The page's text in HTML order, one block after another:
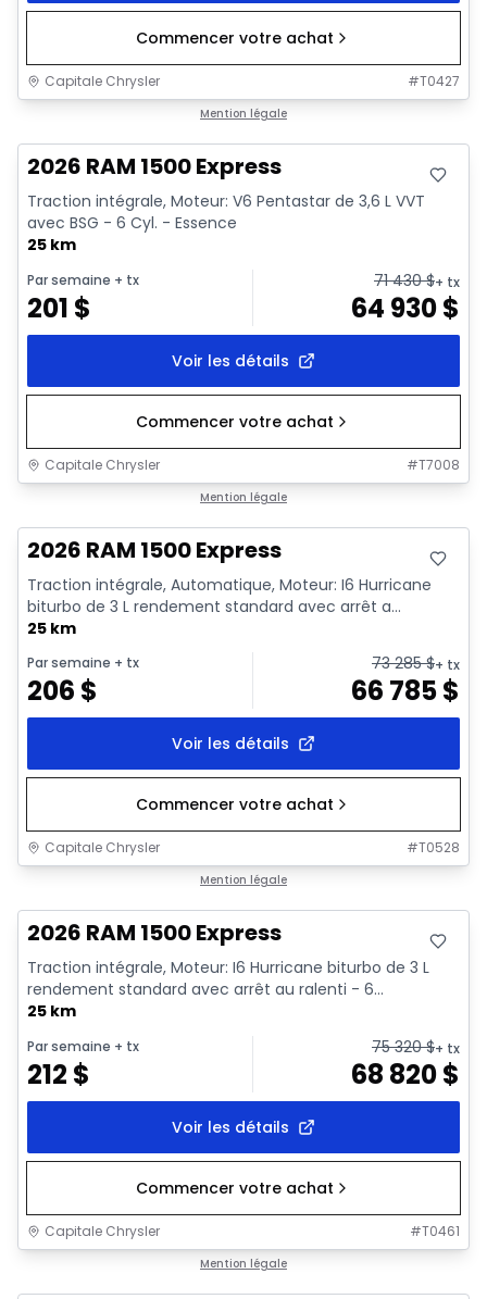
Commencer votre achat
Capitale Chrysler #T0427
Mention légale
2026 RAM 1500 Express
Traction intégrale, Moteur: V6 Pentastar de 3,6 L VVT
avec BSG - 6 Cyl. - Essence
25 km
Par semaine + tx
201 $
71 430$+ tx
64 930$
Voir les détails
Commencer votre achat
Capitale Chrysler #T7008
Mention légale
2026 RAM 1500 Express
Traction intégrale, Automatique, Moteur: I6 Hurricane
biturbo de 3 L rendement standard avec arrêt a...
25 km
Par semaine + tx
206 $
73 285$+ tx
66 785$
Voir les détails
Commencer votre achat
Capitale Chrysler #T0528
Mention légale
2026 RAM 1500 Express
Traction intégrale, Moteur: I6 Hurricane biturbo de 3 L
rendement standard avec arrêt au ralenti - 6...
25 km
Par semaine + tx
212 $
75 320$+ tx
68 820$
Voir les détails
Commencer votre achat
Capitale Chrysler #T0461
Mention légale